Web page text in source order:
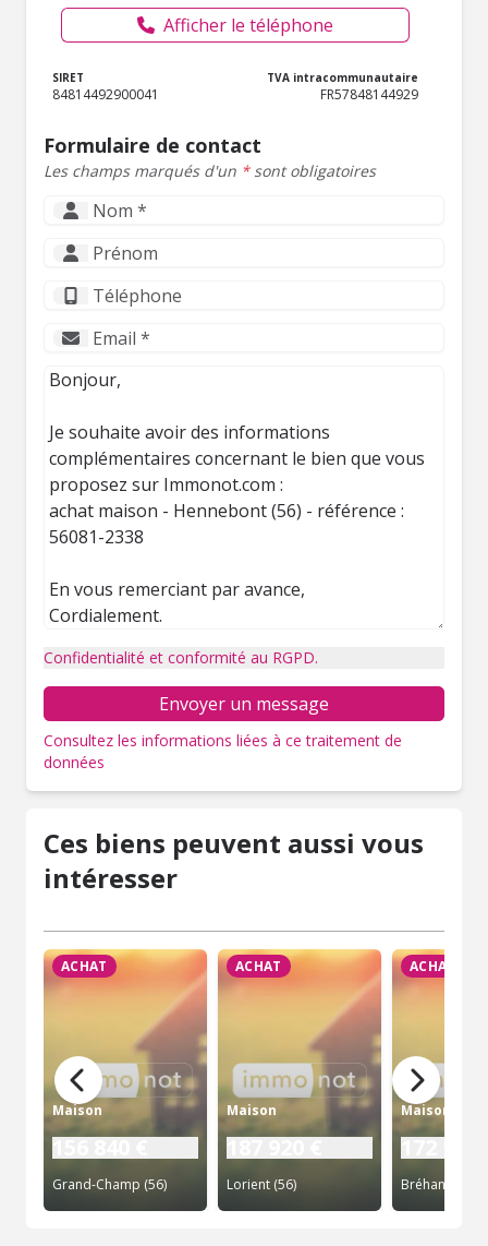
Afficher le téléphone
SIRET
84814492900041
TVA intracommunautaire
FR57848144929
Formulaire de contact
Les champs marqués d'un *sont obligatoires
Confidentialité et conformité au RGPD.
Envoyer un message
Consultez les informations liées à ce traitement de
données
Ces biens peuvent aussi vous
intéresser
ACHAT
Maison
Grand-Champ (56)
ACHAT
Maison
Lorient (56)
ACHAT
Maison
Bréhan (56)